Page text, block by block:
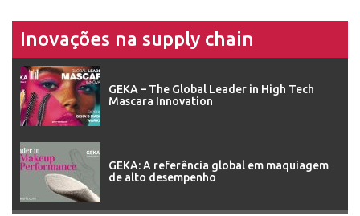
Inovações na supply chain
GEKA – The Global Leader in High Tech
Mascara Innovation
GEKA: A referência global em maquiagem
de alto desempenho